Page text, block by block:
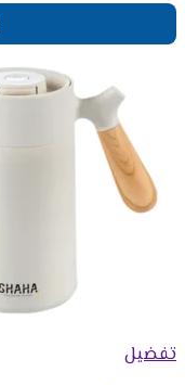
تفضيل